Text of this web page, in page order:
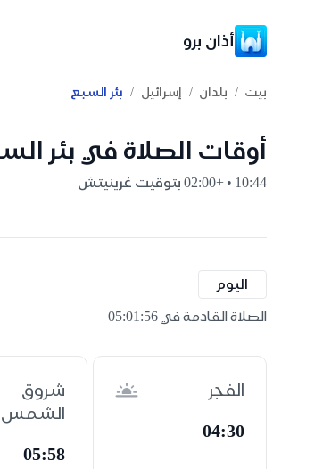
أذان برو
بيت / بلدان / إسرائيل / بئر السبع
أوقات الصلاة في بئر
10:44 • +02:00 بتوقيت غرينيتش
اليوم
الصلاة القادمة في 05:01:55
الفجر
04:30
شروق
الشمس
05:58